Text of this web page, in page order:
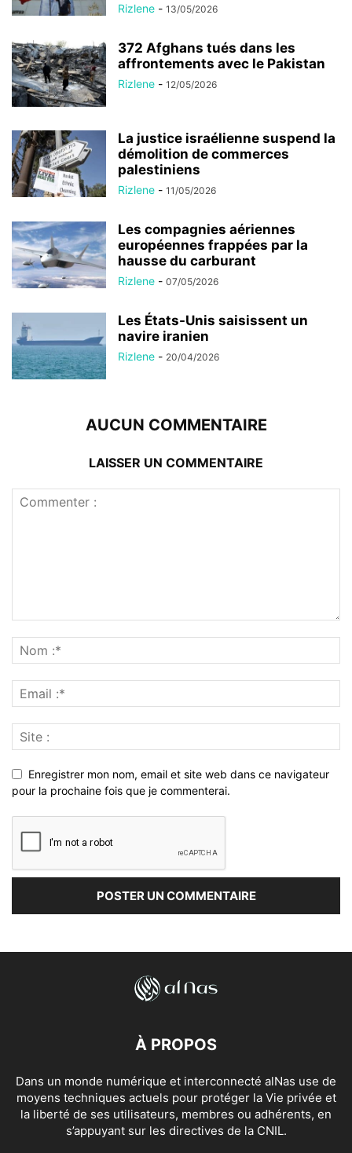
Rizlene - 13/05/2026
372 Afghans tués dans les
affrontements avec le Pakistan
Rizlene - 12/05/2026
La justice israélienne suspend la
démolition de commerces
palestiniens
Rizlene - 11/05/2026
Les compagnies aériennes
européennes frappées par la
hausse du carburant
Rizlene - 07/05/2026
Les États-Unis saisissent un
navire iranien
Rizlene - 20/04/2026
AUCUN COMMENTAIRE
LAISSER UN COMMENTAIRE
Enregistrer mon nom, email et site web dans ce navigateur
pour la prochaine fois que je commenterai.
À PROPOS
Dans un monde numérique et interconnecté alNas use de
moyens techniques actuels pour protéger la Vie privée et
la liberté de ses utilisateurs, membres ou adhérents, en
s’appuyant sur les directives de la CNIL.